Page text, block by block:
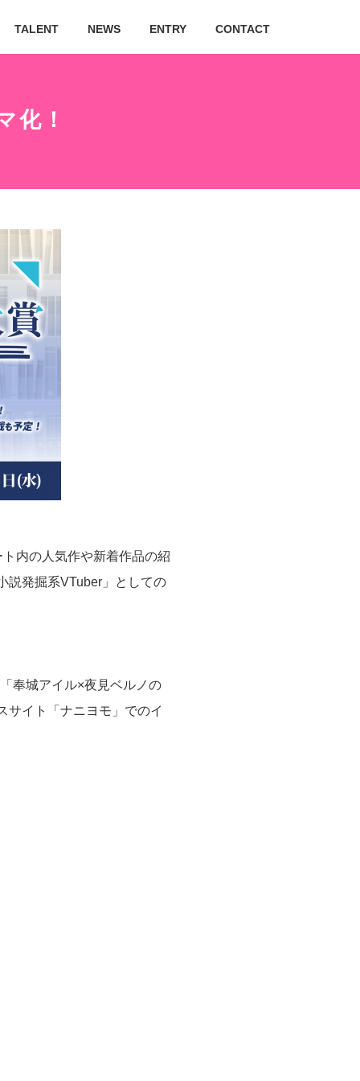
TALENT NEWS ENTRY CONTACT
化！
内の人気作や新着作品の紹
説発掘系VTuber」としての
奉城アイル×夜見ベルノの
サイト「ナニヨモ」でのイ